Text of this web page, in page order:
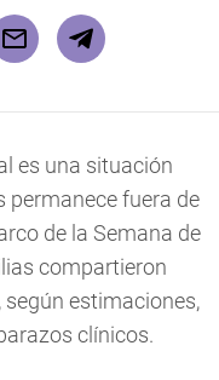
es una situación
permanece fuera de
de la Semana de
compartieron
según estimaciones,
clínicos.